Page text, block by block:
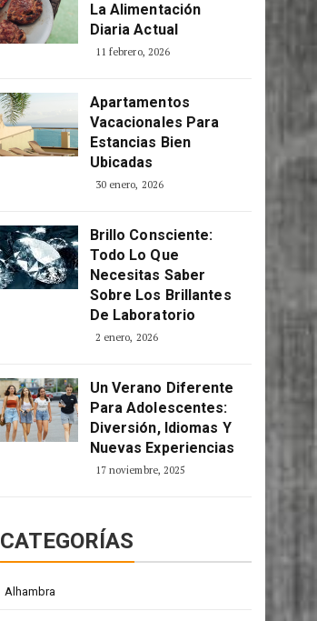
La Alimentación
Diaria Actual
11 febrero, 2026
Apartamentos
Vacacionales Para
Estancias Bien
Ubicadas
30 enero, 2026
Brillo Consciente:
Todo Lo Que
Necesitas Saber
Sobre Los Brillantes
De Laboratorio
2 enero, 2026
Un Verano Diferente
Para Adolescentes:
Diversión, Idiomas Y
Nuevas Experiencias
17 noviembre, 2025
CATEGORÍAS
Alhambra